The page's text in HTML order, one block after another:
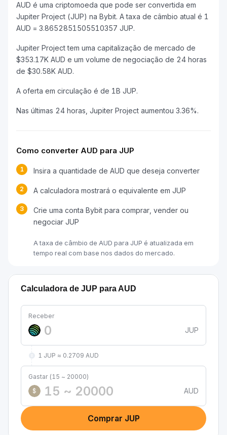
AUD é uma criptomoeda que pode ser convertida em
Jupiter Project (JUP) na Bybit. A taxa de câmbio atual é 1
AUD = 3.8652851505510357 JUP.
Jupiter Project tem uma capitalização de mercado de
$353.17K AUD e um volume de negociação de 24 horas
de $30.58K AUD.
A oferta em circulação é de 1B JUP.
Nas últimas 24 horas, Jupiter Project aumentou 3.36%.
Como converter AUD para JUP
1 Insira a quantidade de AUD que deseja converter
2 A calculadora mostrará o equivalente em JUP
3
Crie uma conta Bybit para comprar, vender ou
negociar JUP
A taxa de câmbio de AUD para JUP é atualizada em
tempo real com base nos dados do mercado.
Calculadora de JUP para AUD
Receber
JUP
1 JUP ≈ 0.2709 AUD
Gastar (15 ~ 20000)
$
AUD
Comprar JUP